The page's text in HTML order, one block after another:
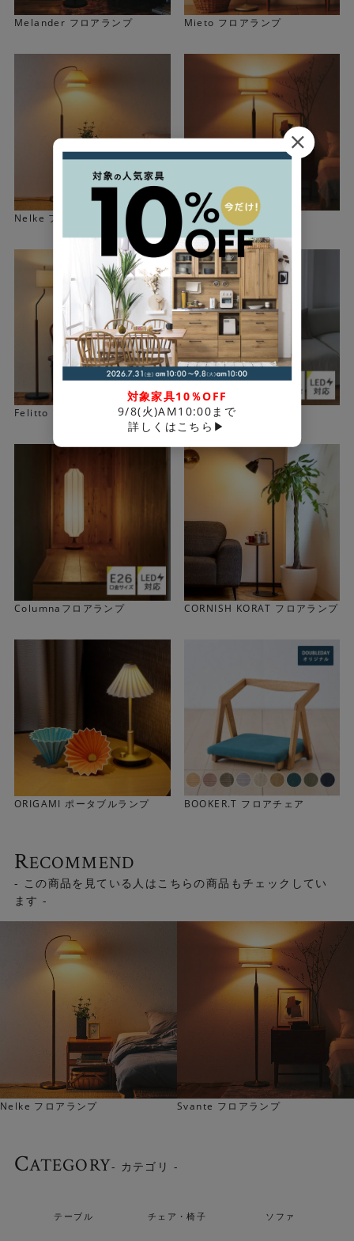
シェードは動かせるので好みの角度の調節可能です。上の
ライトは壁や天井に明かりを広げながら下のライトで手元
を照らして読書灯にするなど、 間接照明としての実用性も
高いランプです。
ミニマルデザイン
ミニマルでモダンなデザインがスマートな佇まいです。本
体はニッケルメッキが施されています。 クロームメッキよ
タイルに加え、ナチュラルなインテリアにも馴染みがよ
く、 新鮮に映ります。
Melander フロアランプ Mieto フロアランプ
Nelke フロアランプ Svante フロアランプ
Felitto フロアランプ Fersenフロアランプ
Columnaフロアランプ CORNISH KORAT フロアランプ
ORIGAMI ポータブルランプ BOOKER.T フロアチェア
RECOMMEND
- この商品を見ている人はこちらの商品もチェックしてい
ます -
Nelke フロアランプ Svante フロアランプ
CATEGORY- カテゴリ -
テーブル チェア・椅子 ソファ
対象家具10％OFF
9/8(火)AM10:00まで
詳しくはこちら▶